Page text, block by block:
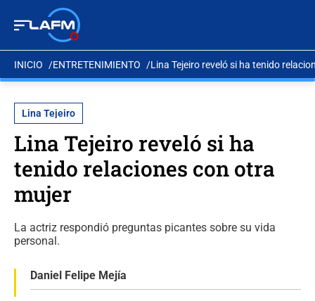
INICIO ENTRETENIMIENTO Lina Tejeiro reveló si ha tenido
Lina Tejeiro
Lina Tejeiro reveló si ha
tenido relaciones con otra
mujer
La actriz respondió preguntas picantes sobre su vida
personal.
Daniel Felipe Mejía